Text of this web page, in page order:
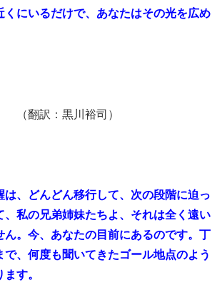
くにいるだけで、あなたはその光を広め
翻訳：黒川裕司）
は、どんどん移行して、次の段階に迫っ
、私の兄弟姉妹たちよ、それは全く遠い
ん。今、あなたの目前にあるのです。丁
で、何度も聞いてきたゴール地点のよう
す。